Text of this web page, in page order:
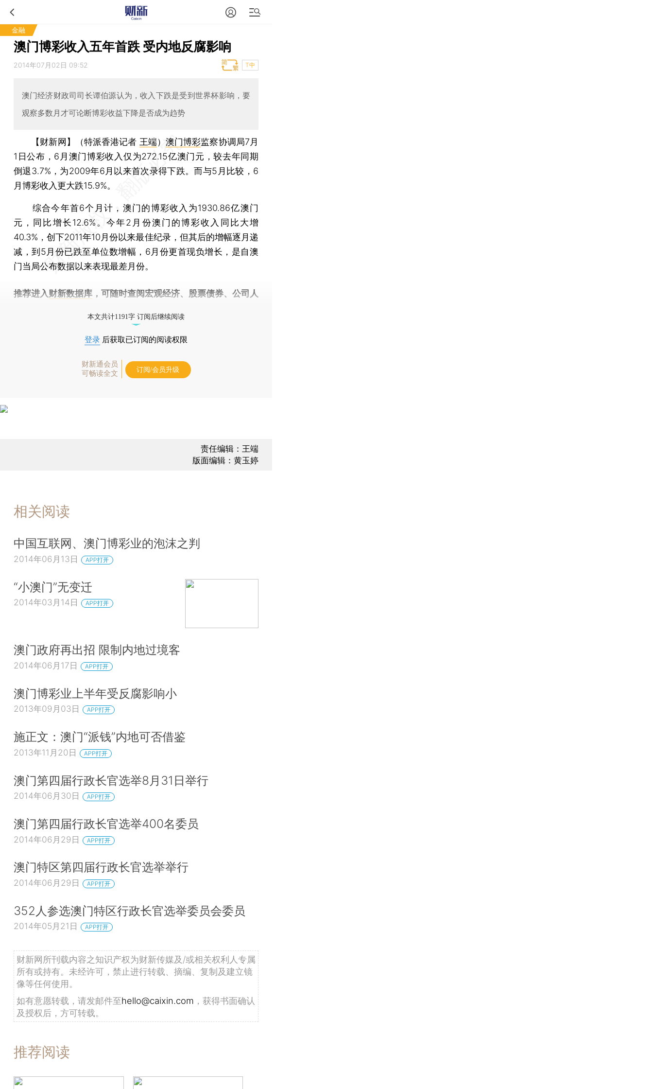
金融
澳门博彩收入五年首跌 受内地反腐影响
2014年07月02日 09:52 T中
澳门经济财政司司长谭伯源认为，收入下跌是受到世界杯影响，要
观察多数月才可论断博彩收益下降是否成为趋势
【财新网】（特派香港记者 王端） 澳门博彩监察协调局7月
1日公布，6月澳门博彩收入仅为272.15亿澳门元，较去年同期
倒退3.7%，为2009年6月以来首次录得下跌。而与5月比较，6
月博彩收入更大跌15.9%。
综合今年首6个月计，澳门的博彩收入为1930.86亿澳门
元，同比增长12.6%。今年2月份澳门的博彩收入同比大增
40.3%，创下2011年10月份以来最佳纪录，但其后的增幅逐月递
减，到5月份已跌至单位数增幅，6月份更首现负增长，是自澳
门当局公布数据以来表现最差月份。
推荐进入财新数据库 ，可随时查阅宏观经济、股票债券、公司人
本文共计1191字 订阅后继续阅读
登录 后获取已订阅的阅读权限
财新通会员
可畅读全文
订阅/会员升级
责任编辑：王端
版面编辑：黄玉婷
相关阅读
中国互联网、澳门博彩业的泡沫之判
2014年06月13日 APP打开
“小澳门”无变迁
2014年03月14日 APP打开
澳门政府再出招 限制内地过境客
2014年06月17日 APP打开
澳门博彩业上半年受反腐影响小
2013年09月03日 APP打开
施正文：澳门“派钱”内地可否借鉴
2013年11月20日 APP打开
澳门第四届行政长官选举8月31日举行
2014年06月30日 APP打开
澳门第四届行政长官选举400名委员
2014年06月29日 APP打开
澳门特区第四届行政长官选举举行
2014年06月29日 APP打开
352人参选澳门特区行政长官选举委员会委员
2014年05月21日 APP打开
财新网所刊载内容之知识产权为财新传媒及/或相关权利人专属
所有或持有。未经许可，禁止进行转载、摘编、复制及建立镜
像等任何使用。
如有意愿转载，请发邮件至hello@caixin.com ，获得书面确认
及授权后，方可转载。
推荐阅读